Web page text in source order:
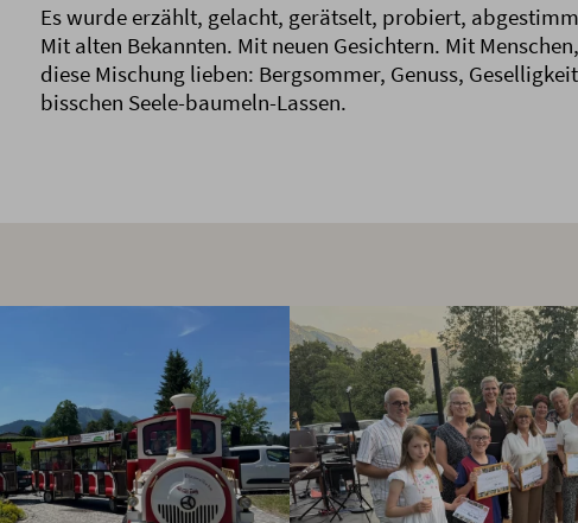
Es wurde erzählt, gelacht, gerätselt, probiert,
Mit alten Bekannten. Mit neuen Gesichtern. Mit
diese Mischung lieben: Bergsommer, Genuss,
bisschen Seele-baumeln-Lassen.